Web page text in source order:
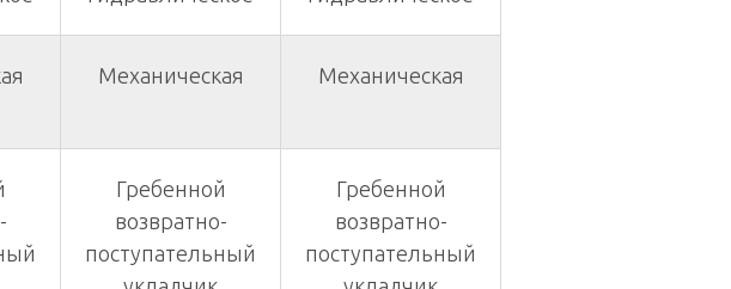
Механическая Механическая
Гребенной
возвратно-
поступательный
Гребенной
возвратно-
поступательный